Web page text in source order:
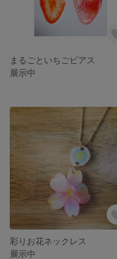
まるごといちごピアス
展示中
彩りお花ネックレス
展示中